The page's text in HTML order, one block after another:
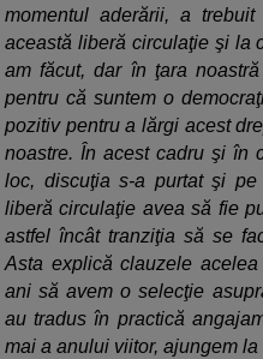
momentul aderării, a
această liberă circulaţie şi la
am făcut, dar în ţara
pentru că suntem o
pozitiv pentru a lărgi acest
noastre. În acest cadru şi în
loc, discuţia s-a purtat şi
liberă circulaţie avea să fie
astfel încât tranziţia să se
Asta explică clauzele
ani să avem o selecţie
au tradus în practică
mai a anului viitor, ajungem